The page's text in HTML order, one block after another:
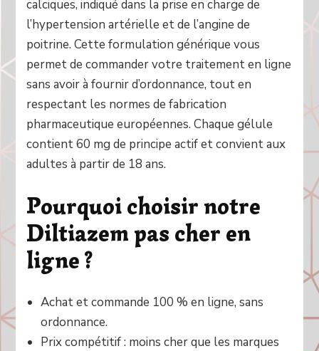
calciques, indiqué dans la prise en charge de
l’hypertension artérielle et de l’angine de
poitrine. Cette formulation générique vous
permet de commander votre traitement en ligne
sans avoir à fournir d’ordonnance, tout en
respectant les normes de fabrication
pharmaceutique européennes. Chaque gélule
contient 60 mg de principe actif et convient aux
adultes à partir de 18 ans.
Pourquoi choisir notre
Diltiazem pas cher en
ligne ?
Achat et commande 100 % en ligne, sans
ordonnance.
Prix compétitif : moins cher que les marques